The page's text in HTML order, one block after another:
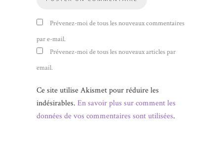
Prévenez-moi de tous les nouveaux commentaires
par e-mail.
Prévenez-moi de tous les nouveaux articles par
email.
Ce site utilise Akismet pour réduire les
indésirables. En savoir plus sur comment les
données de vos commentaires sont utilisées.